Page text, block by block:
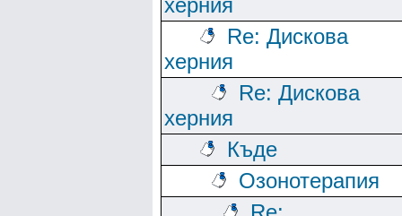
херния
Re: Дискова
херния
Re: Дискова
херния
Къде
Озонотерапия